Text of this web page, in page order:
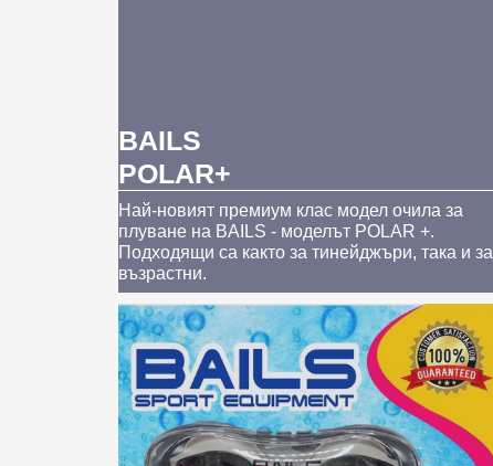
BAILS
POLAR+
Най-новият премиум клас модел очила за
плуване на BAILS - моделът POLAR +.
Подходящи са както за тинейджъри, така и за
възрастни.